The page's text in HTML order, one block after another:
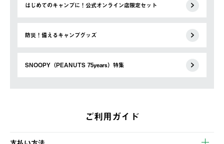
はじめてのキャンプに！公式オンライン店限定セット
防災！備えるキャンプグッズ
SNOOPY（PEANUTS 75years）特集
ご利用ガイド